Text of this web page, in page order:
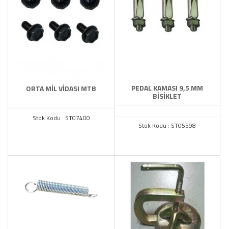
ORTA MİL VİDASI MTB
Stok Kodu : ST07400
PEDAL KAMASI 9,5 MM
BİSİKLET
Stok Kodu : ST05598